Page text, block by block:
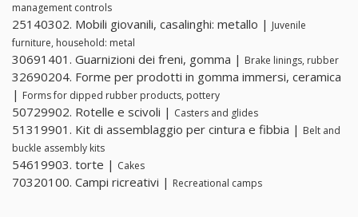
management controls
25140302. Mobili giovanili, casalinghi: metallo | Juvenile
furniture, household: metal
30691401. Guarnizioni dei freni, gomma | Brake linings, rubber
32690204. Forme per prodotti in gomma immersi, ceramica
| Forms for dipped rubber products, pottery
50729902. Rotelle e scivoli | Casters and glides
51319901. Kit di assemblaggio per cintura e fibbia | Belt and
buckle assembly kits
54619903. torte | Cakes
70320100. Campi ricreativi | Recreational camps